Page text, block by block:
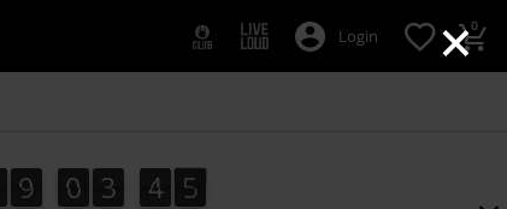
×
Login 0
9
9 0
0 3
3 4
4 3
4
3
5
4